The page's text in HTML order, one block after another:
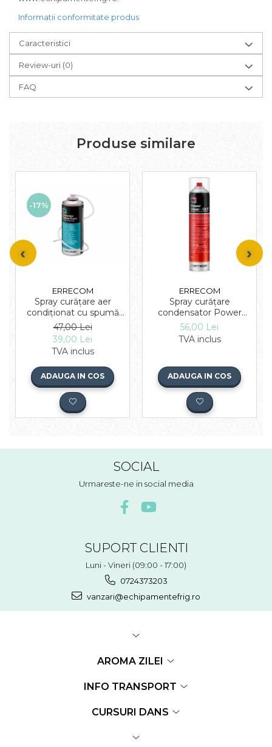
Informatii conformitate produs
Caracteristici
Review-uri (0)
FAQ
Produse similare
-17%
ERRECOM
Spray curățare aer
condiționat cu spumă
Evaporator Cleaner
Foam 400 ml Errecom
47,00 Lei
39,00 Lei
TVA inclus
ADAUGA IN COS
ERRECOM
Spray curățare
condensator Power
Clean Out Errecom 750
ml
56,00 Lei
TVA inclus
ADAUGA IN COS
SOCIAL
Urmareste-ne in social media
SUPORT CLIENTI
Luni - Vineri (09:00 - 17:00)
0724373203
vanzari@echipamentefrig.ro
AROMA ZILEI
INFO TRANSPORT
CURSURI DANS